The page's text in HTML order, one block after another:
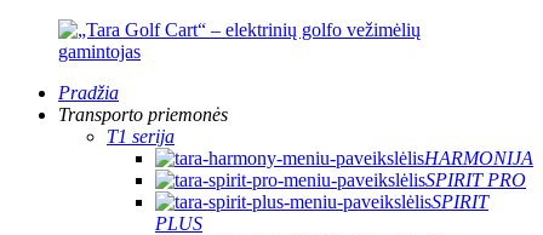
Pradžia
Transporto priemonės
T1 serija
HARMONIJA
SPIRIT PRO
SPIRIT
PLUS